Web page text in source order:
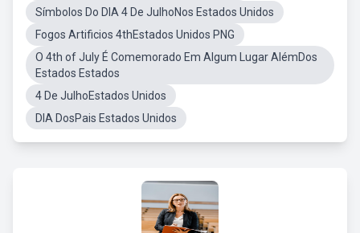
Símbolos Do DIA 4 De JulhoNos Estados Unidos
Fogos Artificios 4thEstados Unidos PNG
O 4th of July É Comemorado Em Algum Lugar AlémDos
Estados Estados
4 De JulhoEstados Unidos
DIA DosPais Estados Unidos